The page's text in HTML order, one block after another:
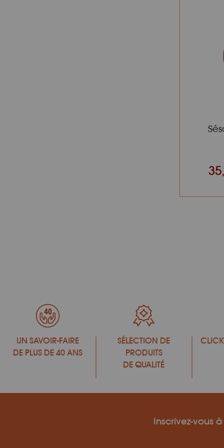
UN SAVOIR-FAIRE
DE PLUS DE 40 ANS
SÉLECTION DE
PRODUITS
DE QUALITÉ
Inscrivez-vous